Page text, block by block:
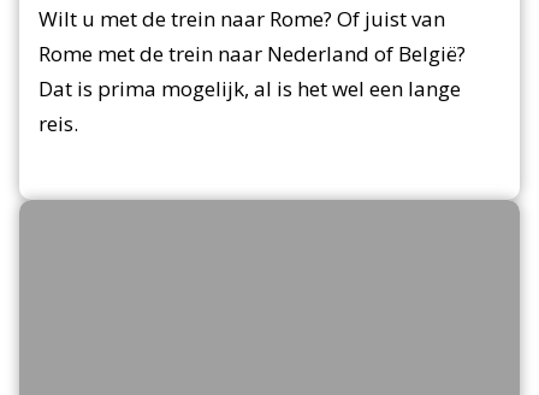
Wilt u met de trein naar Rome? Of juist van
Rome met de trein naar Nederland of België?
Dat is prima mogelijk, al is het wel een lange
reis.